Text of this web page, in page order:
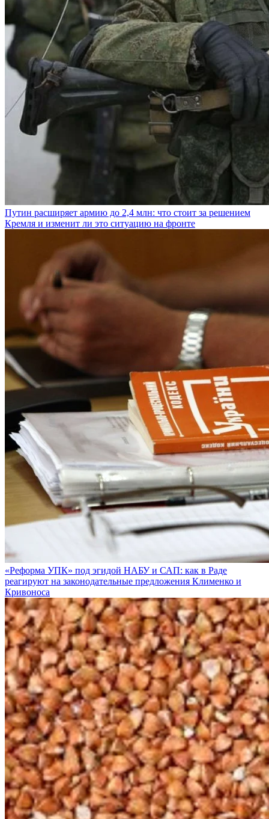
Путин расширяет армию до 2,4 млн: что стоит за решением
Кремля и изменит ли это ситуацию на фронте
«Реформа УПК» под эгидой НАБУ и САП: как в Раде
реагируют на законодательные предложения Клименко и
Кривоноса